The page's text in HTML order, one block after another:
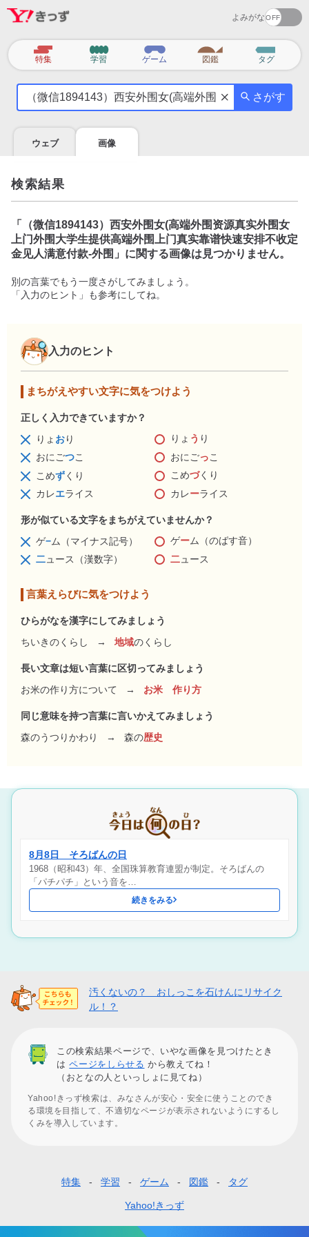
よみがな
カ
テ
特集 学習 ゲーム 図鑑 タグ
気
を
調
べ
よ
う
さがす
ウェブ 画像
検索結果
「
（微信1894143）西安外围女(高端外围资源真实外围女
上门外围大学生提供高端外围上门真实靠谱快速安排不收定
金见人满意付款-外围 」に関する画像は見つかりません。
別の言葉でもう一度さがしてみましょう。
「入力のヒント」も参考にしてね。
入力のヒント
まちがえやすい文字に気をつけよう
正しく入力できていますか？
りょ おり りょ う り
おにごつこ おにごっこ
こめずくり こめづくり
カレエライス カレーライス
形が似ている文字をまちがえていませんか？
ゲ−ム（マイナス記号） ゲーム（のばす音）
二ュース（漢数字） 二ュース
言葉えらびに気をつけよう
ひらがなを漢字にしてみましょう
ちいきのくらし
→ 地域のくらし
長い文章は短い言葉に区切ってみましょう
お米の作り方について
→ お米 作り方
同じ意味を持つ言葉に言いかえてみましょう
森のうつりかわり
→ 森の歴史
8月8日 そろばんの日
1968（昭和43）年、全国珠算教育連盟が制定。そろばんの
「パチパチ」という音を…
続きをみる
汚くないの？ おしっこを石けんにリサイク
ル！？
この検索結果ページで、いやな画像を見つけたとき
はページをしらせる から教えてね！
（おとなの人といっしょに見てね）
Yahoo!きっず検索は、みなさんが安心・安全に使うことのでき
る環境を目指して、不適切なページが表示されないようにするし
くみを導入しています。
タ
特集 学習 ゲーム 図鑑 タグ
Yahoo!きっず